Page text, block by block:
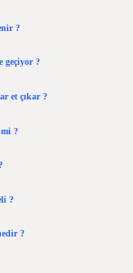
?
geçiyor ?
et çıkar ?
?
?
?